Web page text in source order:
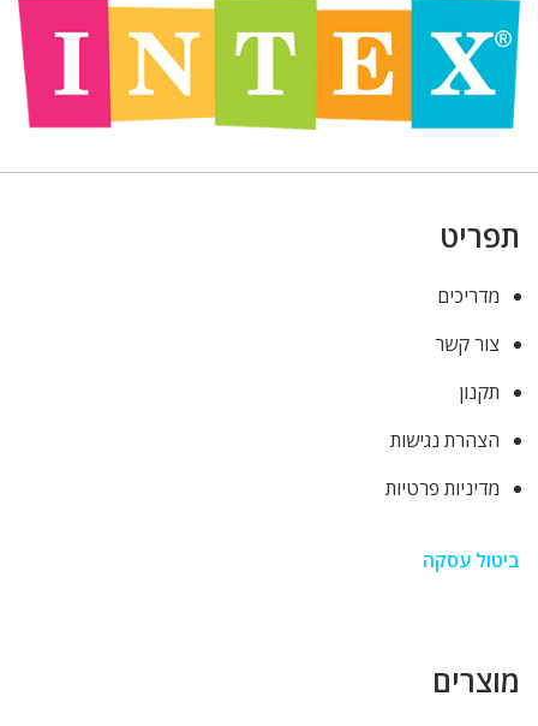
תפריט
מדריכים
צור קשר
תקנון
הצהרת נגישות
מדיניות פרטיות
ביטול עסקה
מוצרים